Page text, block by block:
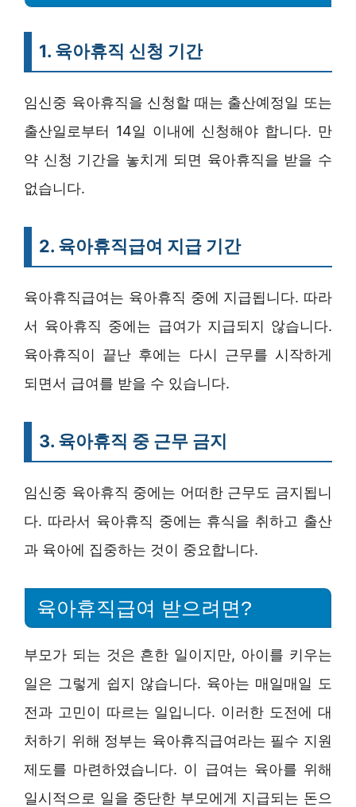
1. 육아휴직 신청 기간
임신중 육아휴직을 신청할 때는 출산예정일 또는
출산일로부터 14일 이내에 신청해야 합니다. 만
약 신청 기간을 놓치게 되면 육아휴직을 받을 수
없습니다.
2. 육아휴직급여 지급 기간
육아휴직급여는 육아휴직 중에 지급됩니다. 따라
서 육아휴직 중에는 급여가 지급되지 않습니다.
육아휴직이 끝난 후에는 다시 근무를 시작하게
되면서 급여를 받을 수 있습니다.
3. 육아휴직 중 근무 금지
임신중 육아휴직 중에는 어떠한 근무도 금지됩니
다. 따라서 육아휴직 중에는 휴식을 취하고 출산
과 육아에 집중하는 것이 중요합니다.
육아휴직급여 받으려면?
부모가 되는 것은 흔한 일이지만, 아이를 키우는
일은 그렇게 쉽지 않습니다. 육아는 매일매일 도
전과 고민이 따르는 일입니다. 이러한 도전에 대
처하기 위해 정부는 육아휴직급여라는 필수 지원
제도를 마련하였습니다. 이 급여는 육아를 위해
일시적으로 일을 중단한 부모에게 지급되는 돈으